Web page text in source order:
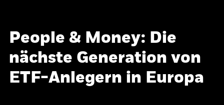
People & Money: Die
nächste Generation von
ETF-Anlegern in Europa